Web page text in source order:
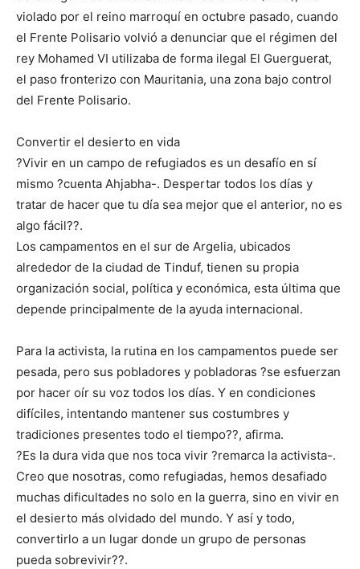
violado por el reino marroquí en octubre pasado, cuando
el Frente Polisario volvió a denunciar que el régimen del
rey Mohamed VI utilizaba de forma ilegal El Guerguerat,
el paso fronterizo con Mauritania, una zona bajo control
del Frente Polisario.
Convertir el desierto en vida
?Vivir en un campo de refugiados es un desafío en sí
mismo ?cuenta Ahjabha-. Despertar todos los días y
tratar de hacer que tu día sea mejor que el anterior, no es
algo fácil??.
Los campamentos en el sur de Argelia, ubicados
alrededor de la ciudad de Tinduf, tienen su propia
organización social, política y económica, esta última que
depende principalmente de la ayuda internacional.
Para la activista, la rutina en los campamentos puede ser
pesada, pero sus pobladores y pobladoras ?se esfuerzan
por hacer oír su voz todos los días. Y en condiciones
difíciles, intentando mantener sus costumbres y
tradiciones presentes todo el tiempo??, afirma.
?Es la dura vida que nos toca vivir ?remarca la activista-.
Creo que nosotras, como refugiadas, hemos desafiado
muchas dificultades no solo en la guerra, sino en vivir en
el desierto más olvidado del mundo. Y así y todo,
convertirlo a un lugar donde un grupo de personas
pueda sobrevivir??.